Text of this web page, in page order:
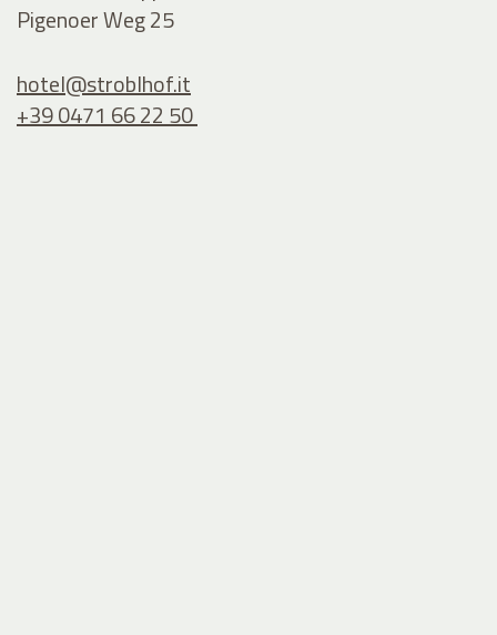
Pigenoer Weg 25
hotel@stroblhof.it
+39 0471 66 22 50